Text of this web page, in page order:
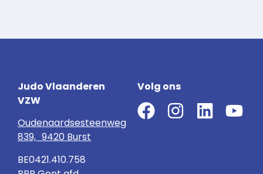
Judo Vlaanderen
VZW
Oudenaardsesteenweg
839, 9420 Burst
BE0421.410.758
Volg ons